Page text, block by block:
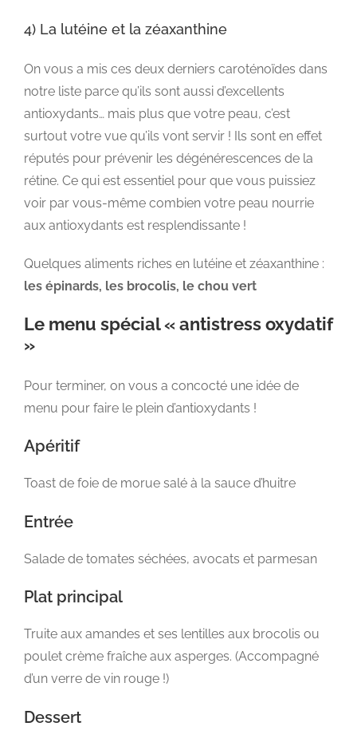
4) La lutéine et la zéaxanthine
On vous a mis ces deux derniers caroténoïdes dans
notre liste parce qu’ils sont aussi d’excellents
antioxydants… mais plus que votre peau, c’est
surtout votre vue qu’ils vont servir ! Ils sont en effet
réputés pour prévenir les dégénérescences de la
rétine. Ce qui est essentiel pour que vous puissiez
voir par vous-même combien votre peau nourrie
aux antioxydants est resplendissante !
Quelques aliments riches en lutéine et zéaxanthine :
les épinards, les brocolis, le chou vert
Le menu spécial « antistress oxydatif
»
Pour terminer, on vous a concocté une idée de
menu pour faire le plein d’antioxydants !
Apéritif
Toast de foie de morue salé à la sauce d’huitre
Entrée
Salade de tomates séchées, avocats et parmesan
Plat principal
Truite aux amandes et ses lentilles aux brocolis ou
poulet crème fraîche aux asperges. (Accompagné
d’un verre de vin rouge !)
Dessert